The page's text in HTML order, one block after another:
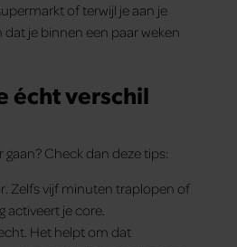
of terwijl je aan je
je binnen een paar weken
écht verschil
gaan? Check dan deze tips:
Zelfs vijf minuten traplopen of
activeert je core.
Het helpt om dat